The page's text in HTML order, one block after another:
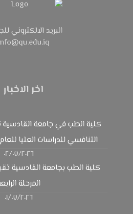
البريد الالكتروني
اخر الاخبار
كلية الطب في جامعة القادسية
التنافسي للدراسات العليا للعام
٠٢/٠٧/٢٠٢٦
كلية الطب بجامعة القادسية
المرحلة
٠١/٠٧/٢٠٢٦